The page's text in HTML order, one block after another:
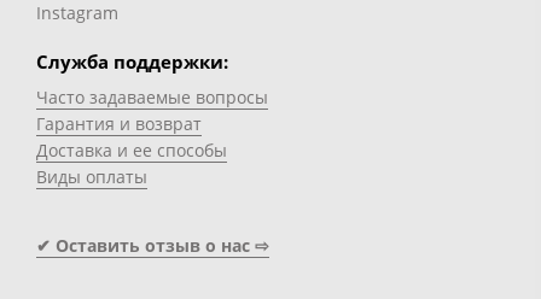
Instagram
Служба поддержки:
Часто задаваемые вопросы
Гарантия и возврат
Доставка и ее способы
Виды оплаты
✔ Оставить отзыв о нас ⇨